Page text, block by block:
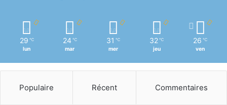
29 ℃
lun
24 ℃
mar
31 ℃
mer
32 ℃
jeu
26 ℃
ven
Populaire Récent Commentaires